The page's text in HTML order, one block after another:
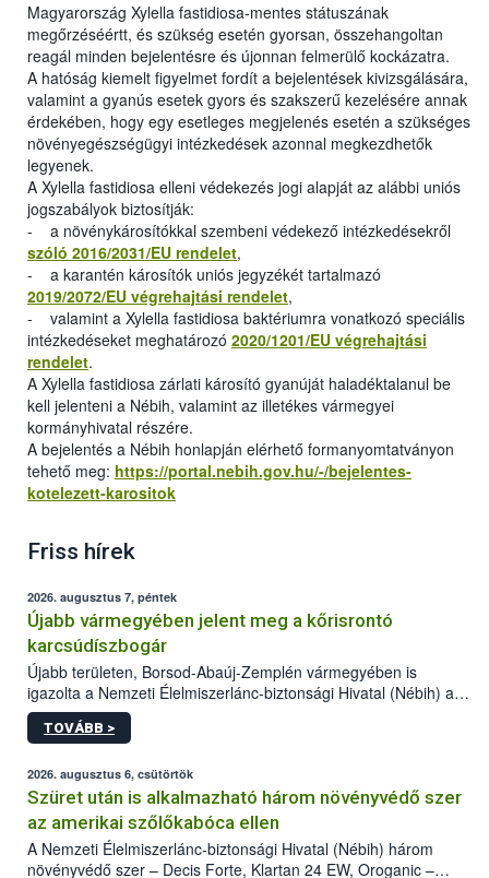
Magyarország Xylella fastidiosa-mentes státuszának
megőrzéséértt, és szükség esetén gyorsan, összehangoltan
reagál minden bejelentésre és újonnan felmerülő kockázatra.
A hatóság kiemelt figyelmet fordít a bejelentések kivizsgálására,
valamint a gyanús esetek gyors és szakszerű kezelésére annak
érdekében, hogy egy esetleges megjelenés esetén a szükséges
növényegészségügyi intézkedések azonnal megkezdhetők
legyenek.
A Xylella fastidiosa elleni védekezés jogi alapját az alábbi uniós
jogszabályok biztosítják:
- a növénykárosítókkal szembeni védekező intézkedésekről
szóló 2016/2031/EU rendelet,
- a karantén károsítók uniós jegyzékét tartalmazó
2019/2072/EU végrehajtási rendelet,
- valamint a Xylella fastidiosa baktériumra vonatkozó speciális
intézkedéseket meghatározó 2020/1201/EU végrehajtási
rendelet.
A Xylella fastidiosa zárlati károsító gyanúját haladéktalanul be
kell jelenteni a Nébih, valamint az illetékes vármegyei
kormányhivatal részére.
A bejelentés a Nébih honlapján elérhető formanyomtatványon
tehető meg: https://portal.nebih.gov.hu/-/bejelentes-
kotelezett-karositok
Friss hírek
2026. augusztus 7, péntek
Újabb vármegyében jelent meg a kőrisrontó
karcsúdíszbogár
Újabb területen, Borsod-Abaúj-Zemplén vármegyében is
igazolta a Nemzeti Élelmiszerlánc-biztonsági Hivatal (Nébih) a
kőrisrontó karcsúdíszbogár (Agrilus planipennis) jelenlétét. A
kártevőt nem csak színcsapdában találták meg, de már fertőzött
az intenzív felderítést, emellett az intézkedéseket a szlovák
hatósággal is összehangolják a terjedés megállítása érdekében.
TOVÁBB >
2026. augusztus 6, csütörtök
Szüret után is alkalmazható három növényvédő szer
az amerikai szőlőkabóca ellen
A Nemzeti Élelmiszerlánc-biztonsági Hivatal (Nébih) három
növényvédő szer – Decis Forte, Klartan 24 EW, Oroganic –